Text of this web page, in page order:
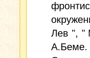
Лев ", "
А.Беме.